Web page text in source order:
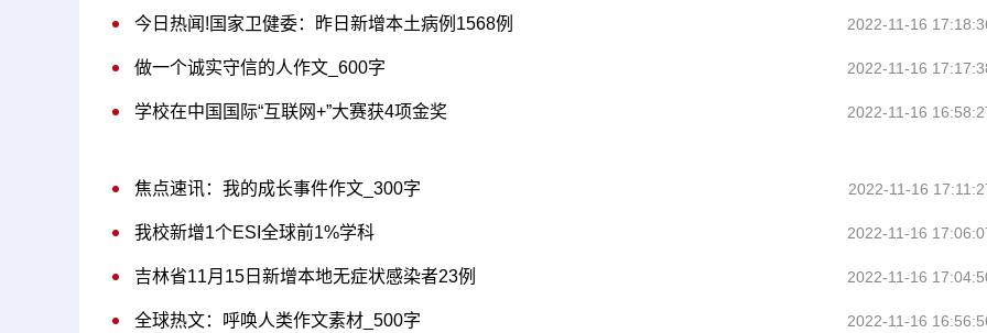
今日热闻!国家卫健委：昨日新增本土病例1568例 2022-11-16
做一个诚实守信的人作文_600字 2022-11-16
学校在中国国际“互联网+”大赛获4项金奖 2022-11-16
焦点速讯：我的成长事件作文_300字 2022-11-16
我校新增1个ESI全球前1%学科 2022-11-16
吉林省11月15日新增本地无症状感染者23例 2022-11-16
全球热文：呼唤人类作文素材_500字 2022-11-16